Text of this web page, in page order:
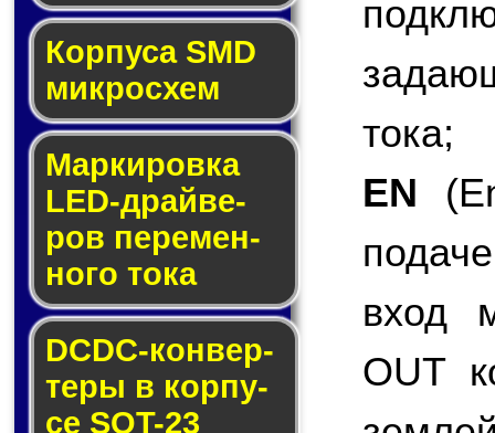
Корпуса SMD
мик­ро­схем
Маркировка
LED-драй­ве­
ров пе­ре­мен­
но­го то­ка
DCDC-кон­вер­
те­ры в кор­пу­
се SOT-23
тока;
EN
вход
OUT